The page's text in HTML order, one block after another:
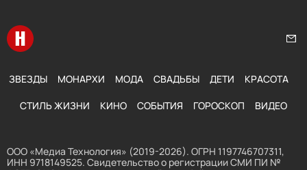
Перейти на главную
ЗВЕЗДЫ МОНАРХИ МОДА СВАДЬБЫ ДЕТИ КРАСОТА
СТИЛЬ ЖИЗНИ КИНО СОБЫТИЯ ГОРОСКОП ВИДЕО
ООО «Медиа Технология» (2019-2026). ОГРН 1197746707311,
ИНН 9718149525. Свидетельство о регистрации СМИ ПИ №